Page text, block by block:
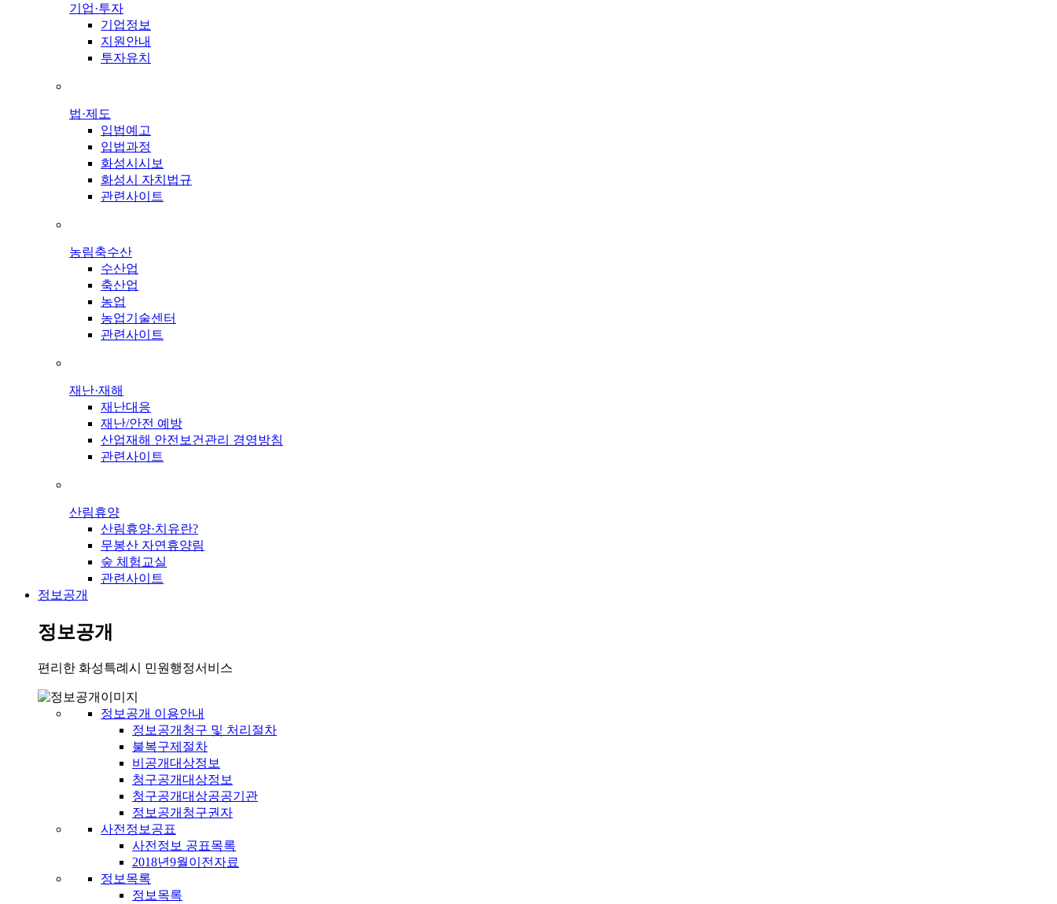
기업·투자
기업정보
지원안내
투자유치
법·제도
입법예고
입법과정
화성시시보
화성시 자치법규
관련사이트
농림축수산
수산업
축산업
농업
농업기술센터
관련사이트
재난·재해
재난대응
재난/안전 예방
산업재해 안전보건관리 경영방침
관련사이트
산림휴양
산림휴양·치유란?
무봉산 자연휴양림
숲 체험교실
관련사이트
정보공개
정보공개
편리한 화성특례시 민원행정서비스
정보공개 이용안내
정보공개청구 및 처리절차
불복구제절차
비공개대상정보
청구공개대상정보
청구공개대상공공기관
정보공개청구권자
사전정보공표
사전정보 공표목록
2018년9월이전자료
정보목록
정보목록